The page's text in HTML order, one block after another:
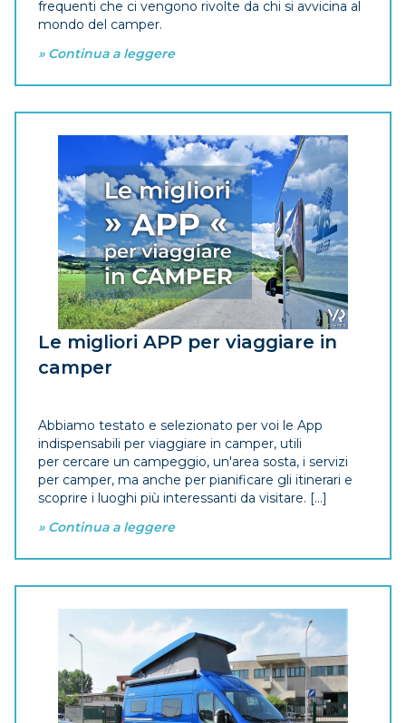
frequenti che ci vengono rivolte da chi si avvicina al
mondo del camper.
» Continua a leggere
Le migliori APP per viaggiare in
camper
Abbiamo testato e selezionato per voi le App
indispensabili per viaggiare in camper, utili
per cercare un campeggio, un'area sosta, i servizi
per camper, ma anche per pianificare gli itinerari e
scoprire i luoghi più interessanti da visitare. [...]
» Continua a leggere